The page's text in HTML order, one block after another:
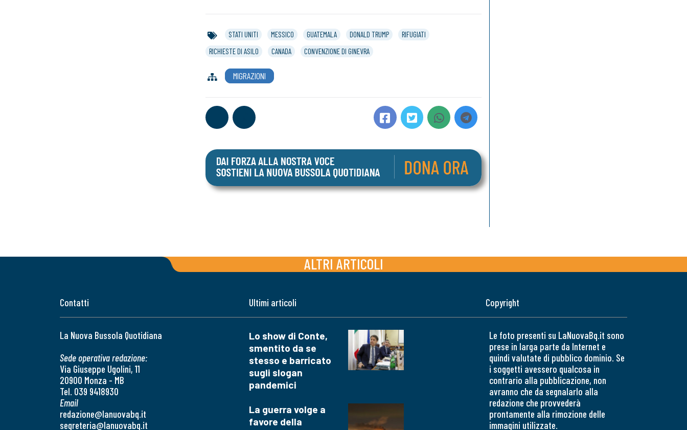
STATI UNITI MESSICO GUATEMALA DONALD TRUMP
RIFUGIATI
RICHIESTE DI ASILO
CANADA CONVENZIONE DI GINEVRA
MIGRAZIONI
ALTRI ARTICOLI
Contatti
La Nuova Bussola Quotidiana
Sede operativa redazione:
Via Giuseppe Ugolini, 11
20900 Monza - MB
Tel. 039 9418930
Email
redazione@lanuovabq.it
segreteria@lanuovabq.it
Ultimi articoli
Lo show di Conte,
smentito da se
stesso e barricato
sugli slogan
pandemici
La guerra volge a
favore della
Copyright
Le foto presenti su LaNuovaBq.it sono
prese in larga parte da Internet e
quindi valutate di pubblico dominio. Se
i soggetti avessero qualcosa in
contrario alla pubblicazione, non
avranno che da segnalarlo alla
redazione che provvederà
prontamente alla rimozione delle
immagini utilizzate.